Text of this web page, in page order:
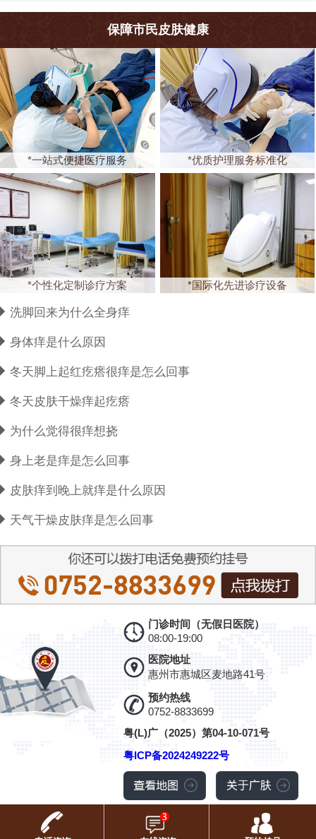
保障市民皮肤健康
*一站式便捷医疗服务 *优质护理服务标准化
*个性化定制诊疗方案 *国际化先进诊疗设备
洗脚回来为什么全身痒
身体痒是什么原因
冬天脚上起红疙瘩很痒是怎么回事
冬天皮肤干燥痒起疙瘩
为什么觉得很痒想挠
身上老是痒是怎么回事
皮肤痒到晚上就痒是什么原因
天气干燥皮肤痒是怎么回事
门诊时间（无假日医院）
08:00-19:00
医院地址
惠州市惠城区麦地路41号
预约热线
0752-8833699
粤(L)广（2025）第04-10-071号
粤ICP备2024249222号